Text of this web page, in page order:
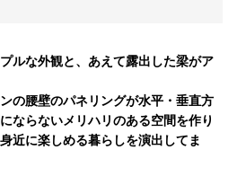
ルな外観と、あえて露出した梁がア
の腰壁のパネリングが水平・垂直方
ならないメリハリのある空間を作り
近に楽しめる暮らしを演出してま